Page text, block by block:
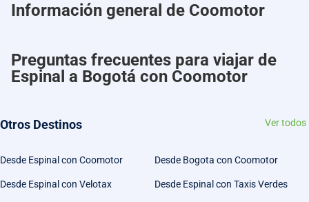
Información general de Coomotor
Preguntas frecuentes para viajar de
Espinal a Bogotá con Coomotor
Otros Destinos Ver todos
Desde Espinal con Coomotor Desde Bogota con Coomotor
Desde Espinal con Velotax Desde Espinal con Taxis Verdes